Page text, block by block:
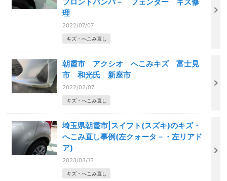
理
2022/07/07
キズ・へこみ直し
朝霞市 アクシオ へこみキズ 富士見
市 和光氏 新座市
2022/02/07
キズ・へこみ直し
埼玉県朝霞市|スイフト(スズキ)のキズ・
へこみ直し事例(左クォータ－・左リアド
ア)
2023/03/13
キズ・へこみ直し